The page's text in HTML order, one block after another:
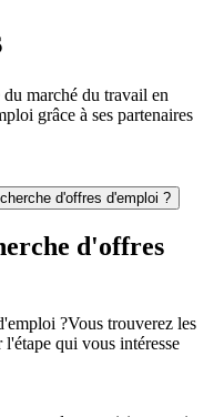
marché du travail en
grâce à ses partenaires
d'offres d'emploi ?
d'offres
?Vous trouverez les
qui vous intéresse